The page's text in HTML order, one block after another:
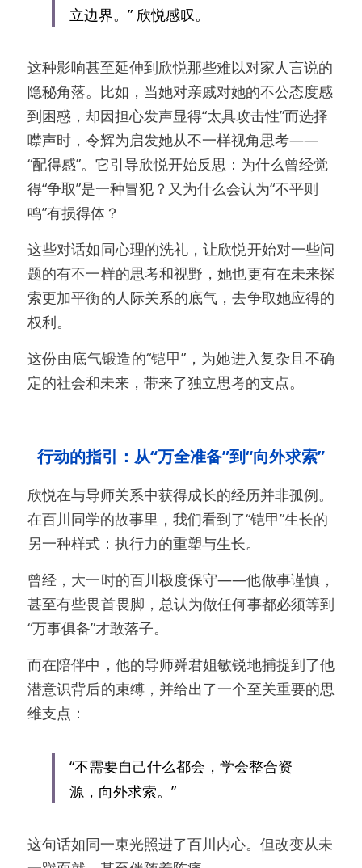
立边界。” 欣悦感叹。
这种影响甚至延伸到欣悦那些难以对家人言说的
隐秘角落。比如，当她对亲戚对她的不公态度感
到困惑，却因担心发声显得“太具攻击性”而选择
噤声时，令辉为启发她从不一样视角思考——
“配得感”。它引导欣悦开始反思：为什么曾经觉
得“争取”是一种冒犯？又为什么会认为“不平则
鸣”有损得体？
这些对话如同心理的洗礼，让欣悦开始对一些问
题的有不一样的思考和视野，她也更有在未来探
索更加平衡的人际关系的底气，去争取她应得的
权利。
这份由底气锻造的“铠甲”，为她进入复杂且不确
定的社会和未来，带来了独立思考的支点。
行动的指引：从“万全准备”到“向外求索”
欣悦在与导师关系中获得成长的经历并非孤例。
在百川同学的故事里，我们看到了“铠甲”生长的
另一种样式：执行力的重塑与生长。
曾经，大一时的百川极度保守——他做事谨慎，
甚至有些畏首畏脚，总认为做任何事都必须等到
“万事俱备”才敢落子。
而在陪伴中，他的导师舜君姐敏锐地捕捉到了他
潜意识背后的束缚，并给出了一个至关重要的思
维支点：
“不需要自己什么都会，学会整合资
源，向外求索。”
这句话如同一束光照进了百川内心。但改变从未